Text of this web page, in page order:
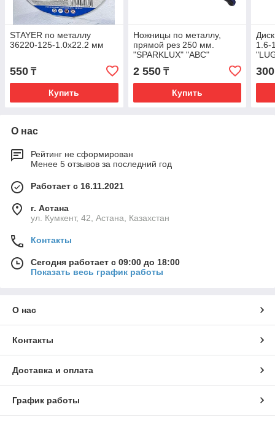
STAYER по металлу
36220-125-1.0x22.2 мм
550 ₸
Купить
Ножницы по металлу,
прямой рез 250 мм.
"SPARKLUX" "ABC"
2 550₸
Купить
1.6-
300
О нас
Рейтинг не сформирован
Менее 5 отзывов за последний год
Работает с 16.11.2021
г. Астана
ул. Кумкент, 42, Астана, Казахстан
Контакты
Сегодня работает с 09:00 до 18:00
Показать весь график работы
О нас
Контакты
Доставка и оплата
График работы